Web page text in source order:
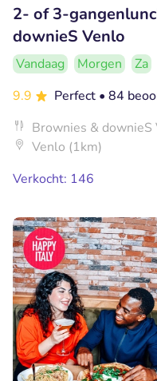
2- of 3-
downieS Venlo
Vandaag Morgen Za
9.9
Perfect • 84
Brownies & downieS
Venlo (1km)
Verkocht: 146